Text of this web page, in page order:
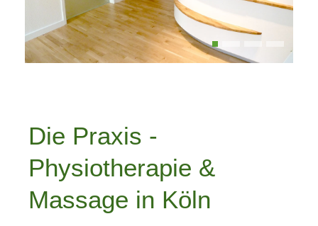
Die Praxis -
Physiotherapie &
Massage in Köln